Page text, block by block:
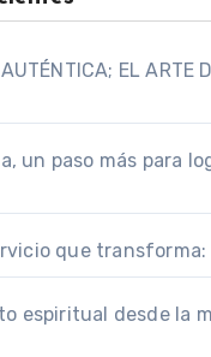
EL ARTE
un paso más para
que transforma:
espiritual desde la